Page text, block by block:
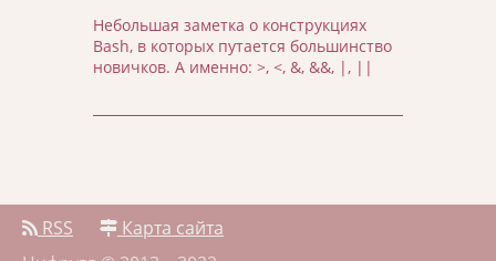
Небольшая заметка о конструкциях
Bash, в которых путается большинство
новичков. А именно: >, <, &, &&, |, ||
RSS
Карта сайта